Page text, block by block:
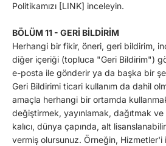
Politikamızı [LINK] inceleyin.
BÖLÜM 11 - GERİ BİLDİRİM
Herhangi bir fikir, öneri, geri bildirim,
diğer içeriği (topluca "Geri Bildirim")
e-posta ile gönderir ya da başka bir
Geri Bildirimi ticari kullanım da dahil
amaçla herhangi bir ortamda
değiştirmek, yayınlamak, dağıtmak
kalıcı, dünya çapında, alt
vermiş olursunuz. Örneğin, Hizmetler'i